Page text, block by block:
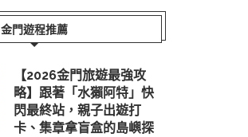
金門遊程推薦
【2026金門旅遊最強攻
略】跟著「水獺阿特」快
閃最終站，親子出遊打
卡、集章拿盲盒的島嶼探